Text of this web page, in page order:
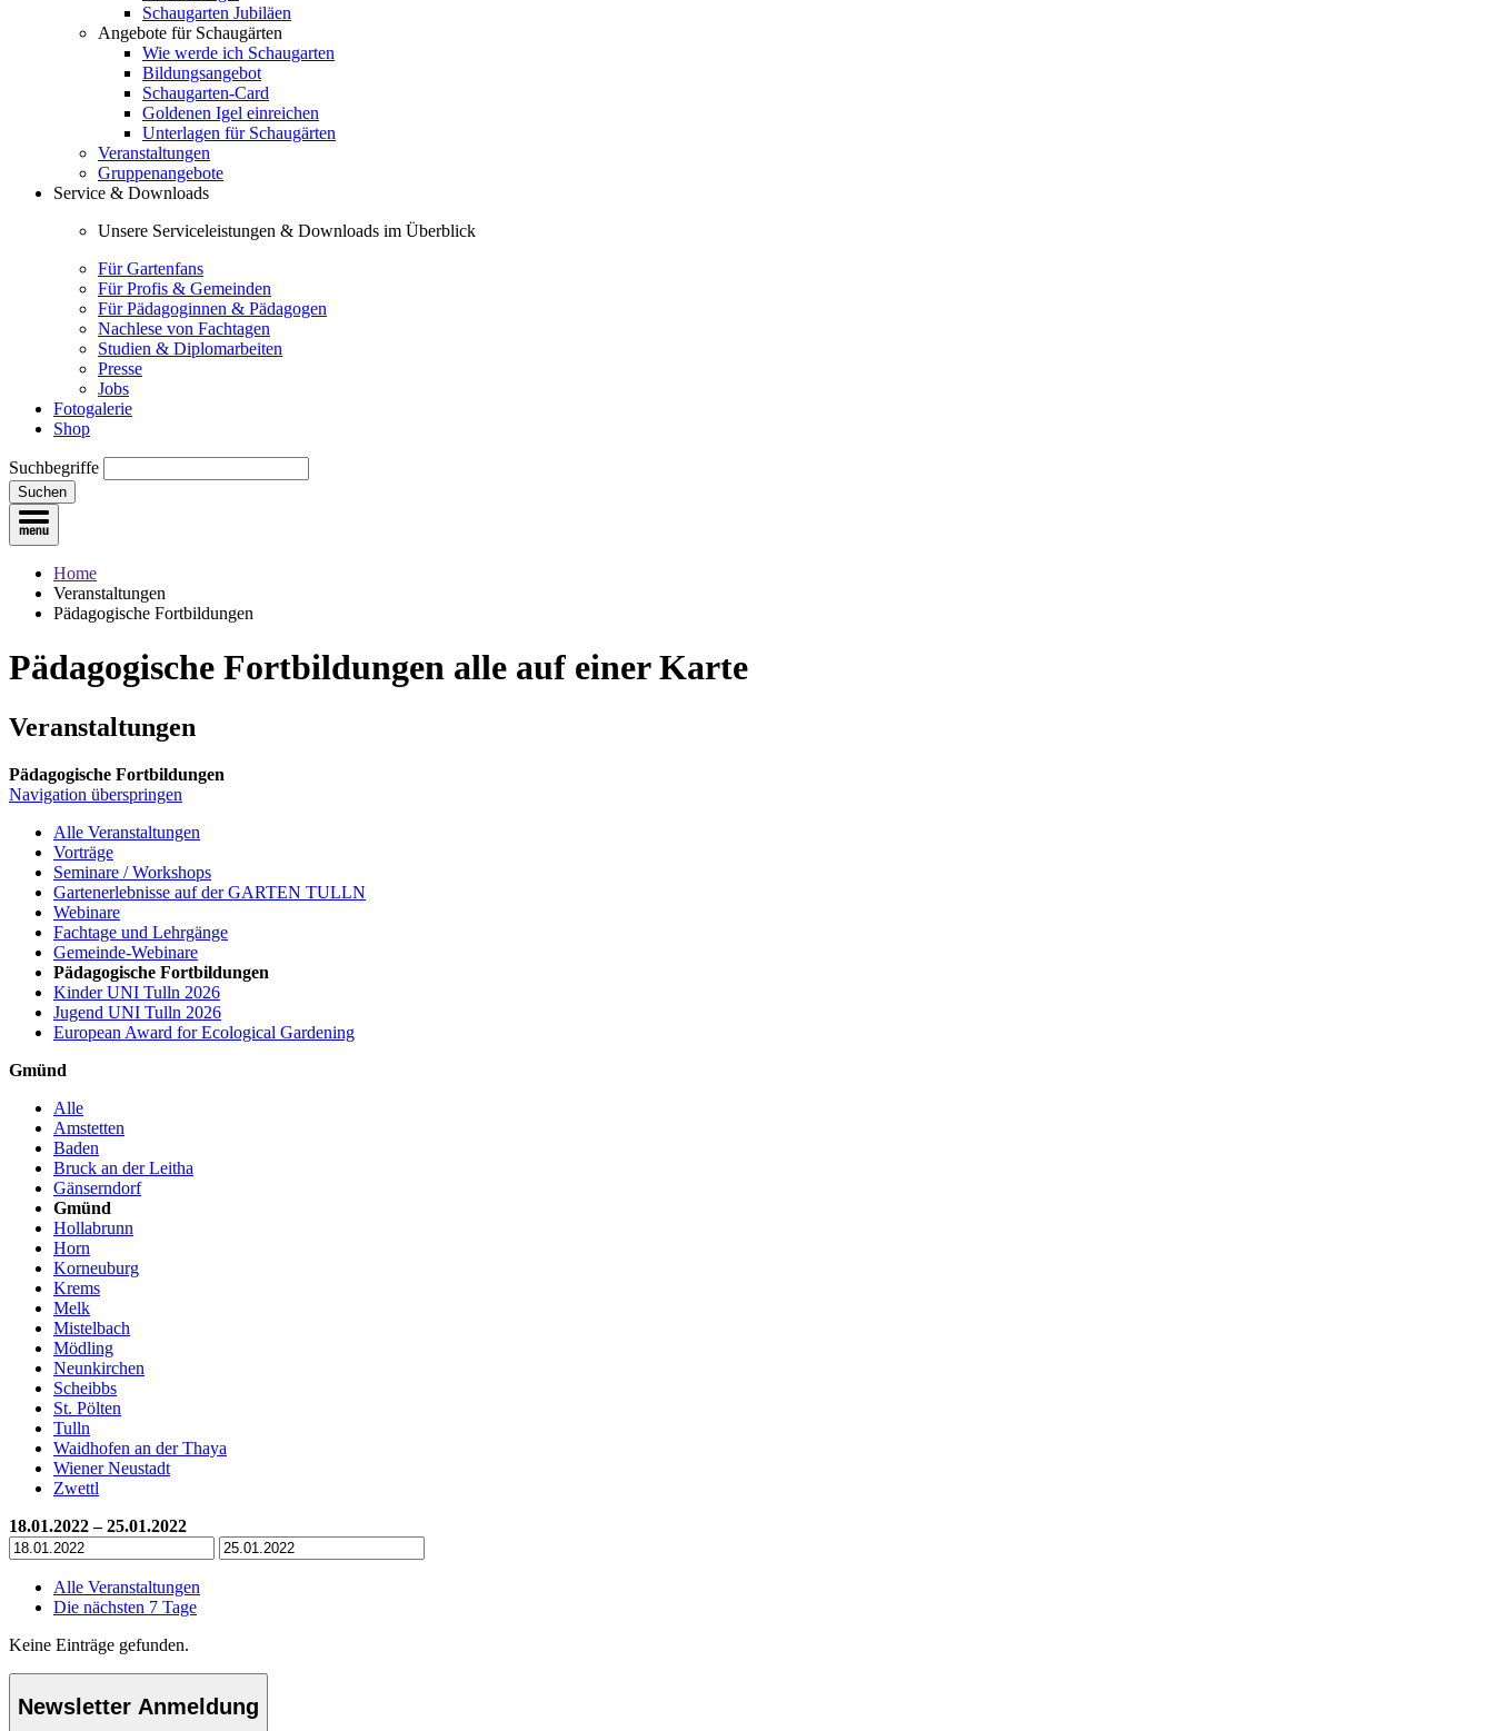
Schaugarten Jubiläen
Angebote für Schaugärten
Wie werde ich Schaugarten
Bildungsangebot
Schaugarten-Card
Goldenen Igel einreichen
Unterlagen für Schaugärten
Veranstaltungen
Gruppenangebote
Service & Downloads
Unsere Serviceleistungen & Downloads im Überblick
Für Gartenfans
Für Profis & Gemeinden
Für Pädagoginnen & Pädagogen
Nachlese von Fachtagen
Studien & Diplomarbeiten
Presse
Jobs
Fotogalerie
Shop
Suchbegriffe
Suchen
Home
Veranstaltungen
Pädagogische Fortbildungen
Pädagogische Fortbildungen alle auf einer Karte
Veranstaltungen
Pädagogische Fortbildungen
Navigation überspringen
Alle Veranstaltungen
Vorträge
Seminare / Workshops
Gartenerlebnisse auf der GARTEN TULLN
Webinare
Fachtage und Lehrgänge
Gemeinde-Webinare
Pädagogische Fortbildungen
Kinder UNI Tulln 2026
Jugend UNI Tulln 2026
European Award for Ecological Gardening
Gmünd
Alle
Amstetten
Baden
Bruck an der Leitha
Gänserndorf
Gmünd
Hollabrunn
Horn
Korneuburg
Krems
Melk
Mistelbach
Mödling
Neunkirchen
Scheibbs
St. Pölten
Tulln
Waidhofen an der Thaya
Wiener Neustadt
Zwettl
18.01.2022 – 25.01.2022
Alle Veranstaltungen
Die nächsten 7 Tage
Keine Einträge gefunden.
Newsletter Anmeldung